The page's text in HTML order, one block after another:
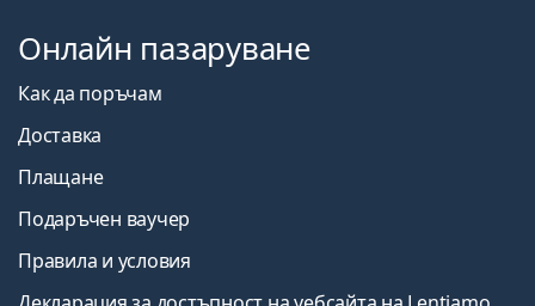
Онлайн пазаруване
Как да поръчам
Доставка
Плащане
Подаръчен ваучер
Правила и условия